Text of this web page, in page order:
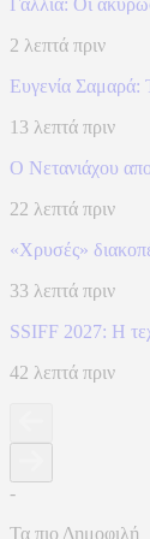
Γαλλία: Οι
2 λεπτά πριν
Ευγενία Σαμαρά:
13 λεπτά πριν
Ο Νετανιάχου
22 λεπτά πριν
«Χρυσές»
33 λεπτά πριν
SSIFF 2027: Η
42 λεπτά πριν
-
Τα πιο Δημοφιλή